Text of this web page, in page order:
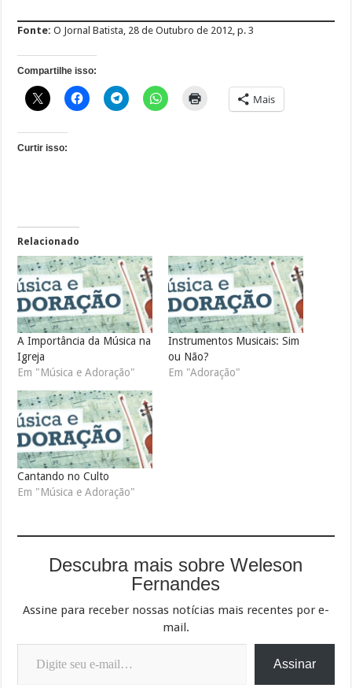
Fonte: O Jornal Batista, 28 de Outubro de 2012, p. 3
Compartilhe isso:
Mais
Curtir isso:
Relacionado
A Importância da Música na
Igreja
Em "Música e Adoração"
Instrumentos Musicais: Sim
ou Não?
Em "Adoração"
Cantando no Culto
Em "Música e Adoração"
Descubra mais sobre Weleson
Fernandes
Assine para receber nossas notícias mais recentes por e-
mail.
Digite seu e-mail…
Assinar